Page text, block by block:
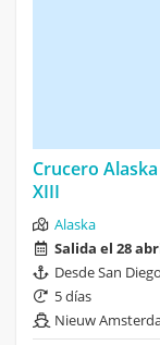
Crucero
XIII
Alaska
Salida el 28
Desde San
5 días
Nieuw